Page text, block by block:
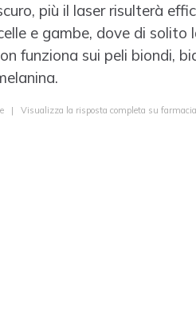
più il laser risulterà
e gambe, dove di solito
funziona sui peli biondi,
| Visualizza la risposta completa su